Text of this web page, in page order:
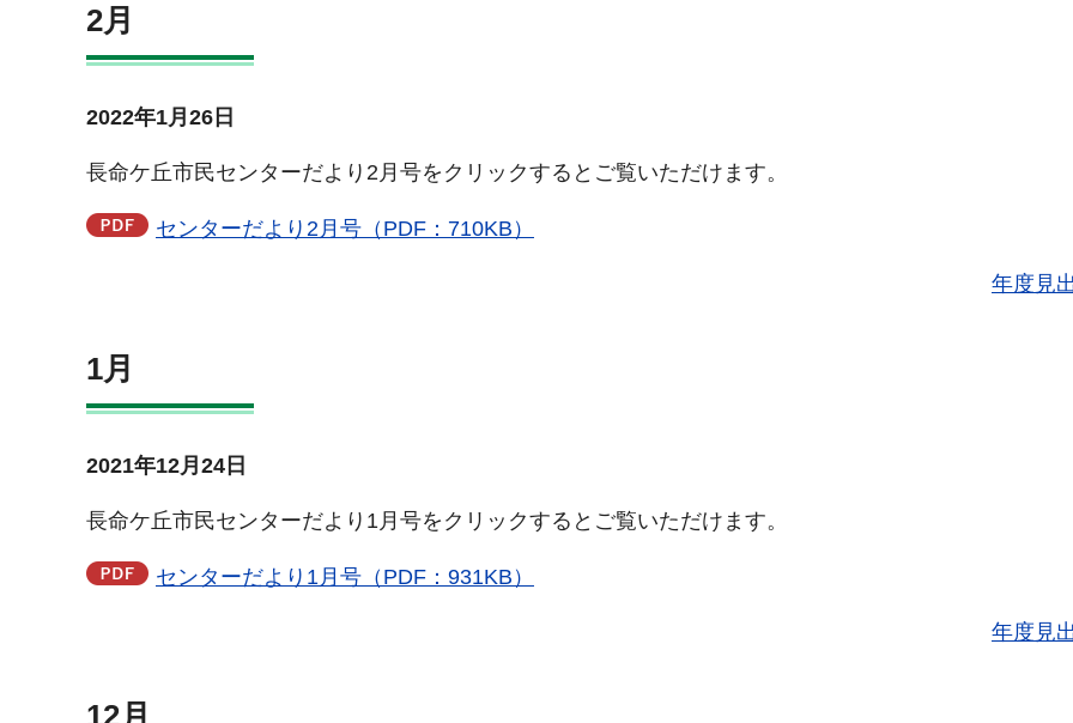
2月
2022年1月26日
長命ケ丘市民センターだより2月号をクリックするとご覧いただけます。
センターだより2月号（PDF：710KB）
年度見
1月
2021年12月24日
長命ケ丘市民センターだより1月号をクリックするとご覧いただけます。
センターだより1月号（PDF：931KB）
年度見